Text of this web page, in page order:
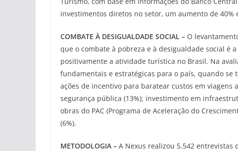
investimentos diretos no setor, um aumento de 40%
COMBATE À DESIGUALDADE SOCIAL – O
que o combate à pobreza e à desigualdade social é
positivamente a atividade turística no Brasil. Na
fundamentais e estratégicas para o país, quando
ações de incentivo para baratear custos em viagens
segurança pública (13%); investimento em
obras do PAC (Programa de Aceleração do
(6%).
METODOLOGIA – A Nexus realizou 5.542